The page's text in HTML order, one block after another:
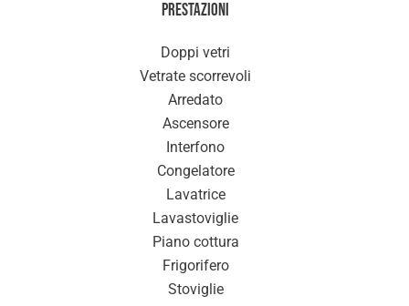
Prestazioni
Doppi vetri
Vetrate scorrevoli
Arredato
Ascensore
Interfono
Congelatore
Lavatrice
Lavastoviglie
Piano cottura
Frigorifero
Stoviglie